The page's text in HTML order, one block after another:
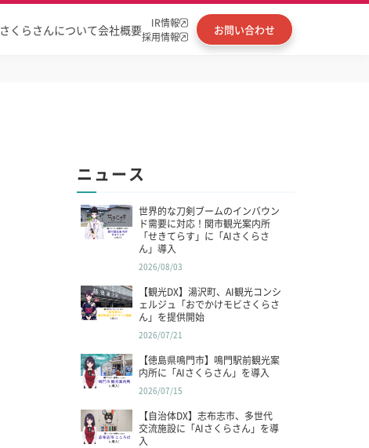
さくらさんについて会社概要
IR情報
採用情報
お問い合わせ
ニュース
世界的な刀剣ブームのインバウン
ド需要に対応！関市観光案内所
「せきてらす」に「AIさくらさ
ん」導入
2026/08/03
【観光DX】湯沢町、AI観光コンシ
ェルジュ「おでかけモビさくらさ
ん」を提供開始
2026/07/21
【徳島県鳴門市】鳴門駅前観光案
内所に「AIさくらさん」を導入
2026/07/15
【自治体DX】志布志市、多世代
交流施設に「AIさくらさん」を導
入